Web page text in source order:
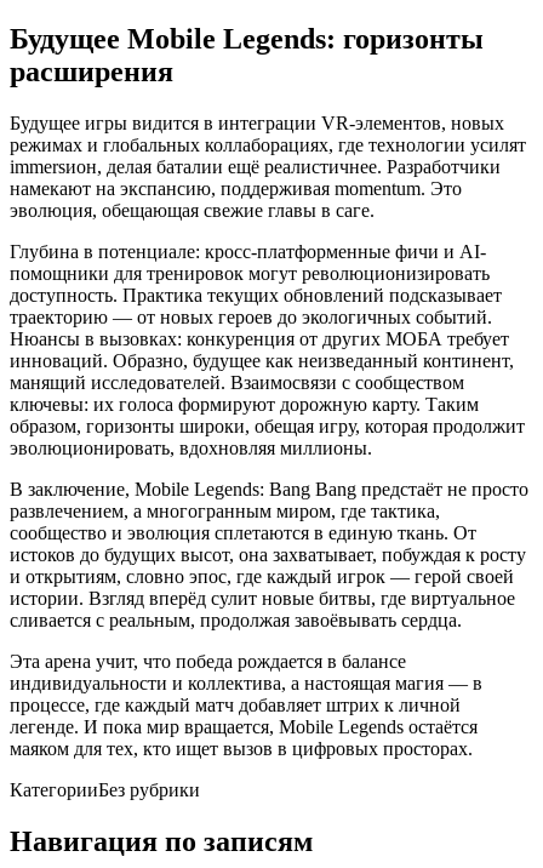
Будущее Mobile Legends: горизонты
расширения
Будущее игры видится в интеграции VR-элементов, новых
режимах и глобальных коллаборациях, где технологии усилят
immersион, делая баталии ещё реалистичнее. Разработчики
намекают на экспансию, поддерживая momentum. Это
эволюция, обещающая свежие главы в саге.
Глубина в потенциале: кросс-платформенные фичи и AI-
помощники для тренировок могут революционизировать
доступность. Практика текущих обновлений подсказывает
траекторию — от новых героев до экологичных событий.
Нюансы в вызовках: конкуренция от других МОБА требует
инноваций. Образно, будущее как неизведанный континент,
манящий исследователей. Взаимосвязи с сообществом
ключевы: их голоса формируют дорожную карту. Таким
образом, горизонты широки, обещая игру, которая продолжит
эволюционировать, вдохновляя миллионы.
В заключение, Mobile Legends: Bang Bang предстаёт не просто
развлечением, а многогранным миром, где тактика,
сообщество и эволюция сплетаются в единую ткань. От
истоков до будущих высот, она захватывает, побуждая к росту
и открытиям, словно эпос, где каждый игрок — герой своей
истории. Взгляд вперёд сулит новые битвы, где виртуальное
сливается с реальным, продолжая завоёвывать сердца.
Эта арена учит, что победа рождается в балансе
индивидуальности и коллектива, а настоящая магия — в
процессе, где каждый матч добавляет штрих к личной
легенде. И пока мир вращается, Mobile Legends остаётся
маяком для тех, кто ищет вызов в цифровых просторах.
КатегорииБез рубрики
Навигация по записям